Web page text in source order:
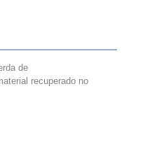
de
recuperado no